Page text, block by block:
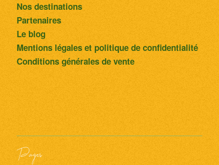
Nos destinations
Partenaires
Le blog
Mentions légales et politique de confidentialité
Conditions générales de vente
Pages